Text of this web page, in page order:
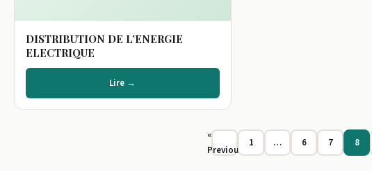
DISTRIBUTION DE L’ENERGIE
ELECTRIQUE
Lire →
«
Previous
1 … 6 7 8